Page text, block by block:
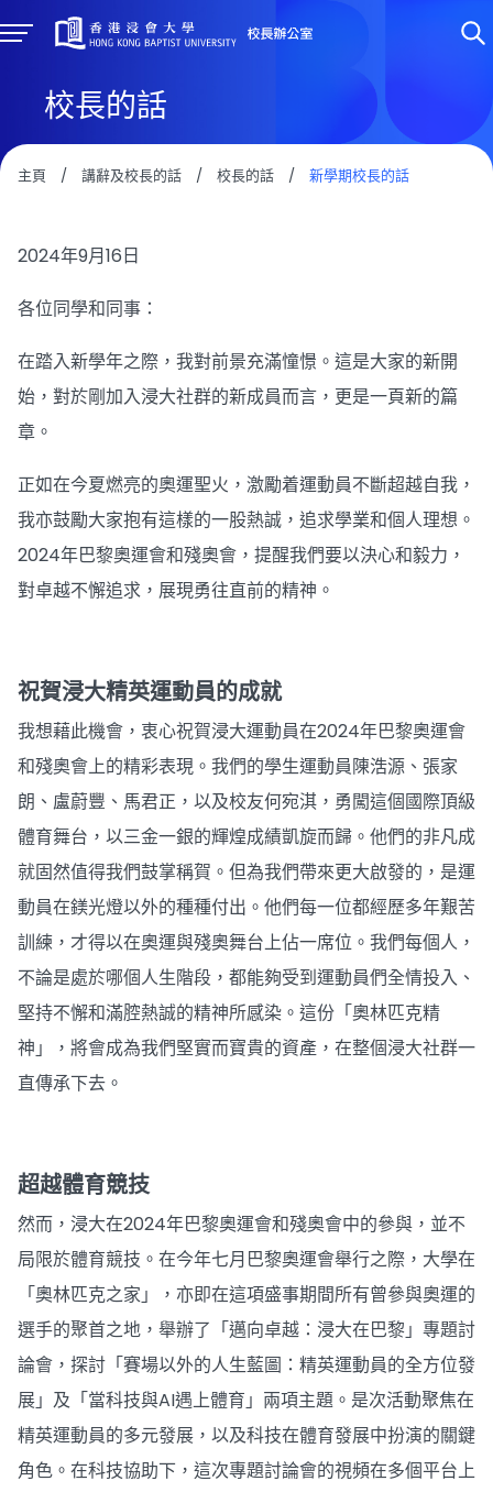
校長的話
主頁 / 講辭及校長的話 / 校長的話 / 新學期校長的話
2024年9月16日
各位同學和同事：
在踏入新學年之際，我對前景充滿憧憬。這是大家的新開
始，對於剛加入浸大社群的新成員而言，更是一頁新的篇
章。
正如在今夏燃亮的奧運聖火，激勵着運動員不斷超越自我，
我亦鼓勵大家抱有這樣的一股熱誠，追求學業和個人理想。
2024年巴黎奧運會和殘奧會，提醒我們要以決心和毅力，
對卓越不懈追求，展現勇往直前的精神。
祝賀浸大精英運動員的成就
我想藉此機會，衷心祝賀浸大運動員在2024年巴黎奧運會
和殘奧會上的精彩表現。我們的學生運動員陳浩源、張家
朗、盧蔚豐、馬君正，以及校友何宛淇，勇闖這個國際頂級
體育舞台，以三金一銀的輝煌成績凱旋而歸。他們的非凡成
就固然值得我們鼓掌稱賀。但為我們帶來更大啟發的，是運
動員在鎂光燈以外的種種付出。他們每一位都經歷多年艱苦
訓練，才得以在奧運與殘奧舞台上佔一席位。我們每個人，
不論是處於哪個人生階段，都能夠受到運動員們全情投入、
堅持不懈和滿腔熱誠的精神所感染。這份「奧林匹克精
神」，將會成為我們堅實而寶貴的資產，在整個浸大社群一
直傳承下去。
超越體育競技
然而，浸大在2024年巴黎奧運會和殘奧會中的參與，並不
局限於體育競技。在今年七月巴黎奧運會舉行之際，大學在
「奧林匹克之家」，亦即在這項盛事期間所有曾參與奧運的
選手的聚首之地，舉辦了「邁向卓越：浸大在巴黎」專題討
論會，探討「賽場以外的人生藍圖：精英運動員的全方位發
展」及「當科技與AI遇上體育」兩項主題。是次活動聚焦在
精英運動員的多元發展，以及科技在體育發展中扮演的關鍵
角色。在科技協助下，這次專題討論會的視頻在多個平台上